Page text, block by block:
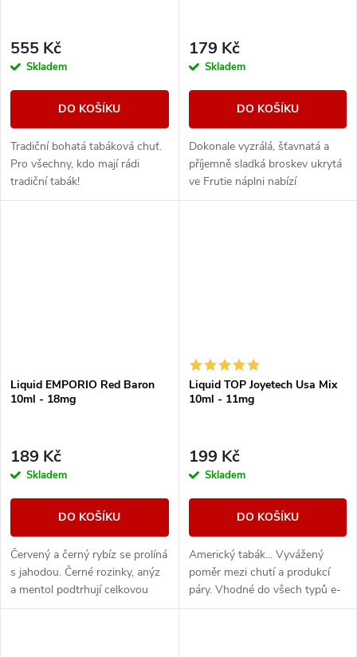
555 Kč
Skladem
DO KOŠÍKU
Tradiční bohatá tabáková chuť.
Pro všechny, kdo mají rádi
tradiční tabák!
179 Kč
Skladem
DO KOŠÍKU
Dokonale vyzrálá, šťavnatá a
příjemně sladká broskev ukrytá
ve Frutie náplni nabízí
autentickou ovocnou příchuť.
Liquid EMPORIO Red Baron
10ml - 18mg
189 Kč
Skladem
DO KOŠÍKU
Červený a černý rybíz se prolíná
s jahodou. Černé rozinky, anýz
a mentol podtrhují celkovou
kompozici.
Liquid TOP Joyetech Usa Mix
10ml - 11mg
199 Kč
Skladem
DO KOŠÍKU
Americký tabák... Vyvážený
poměr mezi chutí a produkcí
páry. Vhodné do všech typů e-
cigaret